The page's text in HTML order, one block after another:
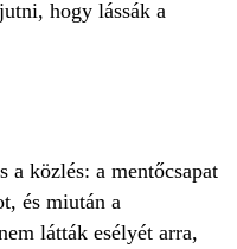
hogy lássák a
a közlés: a mentőcsapat
és miután a
látták esélyét arra,